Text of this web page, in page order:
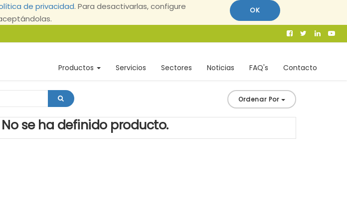
de privacidad. Para desactivarlas, configure
OK
Productos Servicios Sectores Noticias FAQ's Contacto
Ordenar Por
No se ha definido producto.